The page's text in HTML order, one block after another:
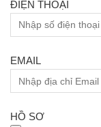
ĐIỆN THOẠI
EMAIL
HỒ SƠ